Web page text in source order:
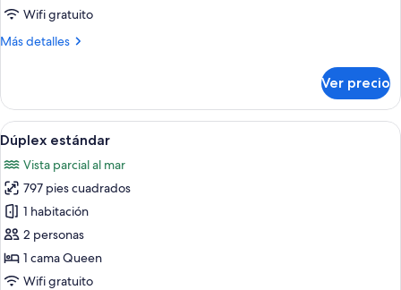
Wifi gratuito
Más detalles
Más
estándar
Ver precio
Abrir
todas
las
fotos
de
Dúplex
estándar
Una habitación de hotel moderna
11
Dúplex estándar
Vista parcial al mar
797 pies cuadrados
1 habitación
2 personas
1 cama Queen
Wifi gratuito